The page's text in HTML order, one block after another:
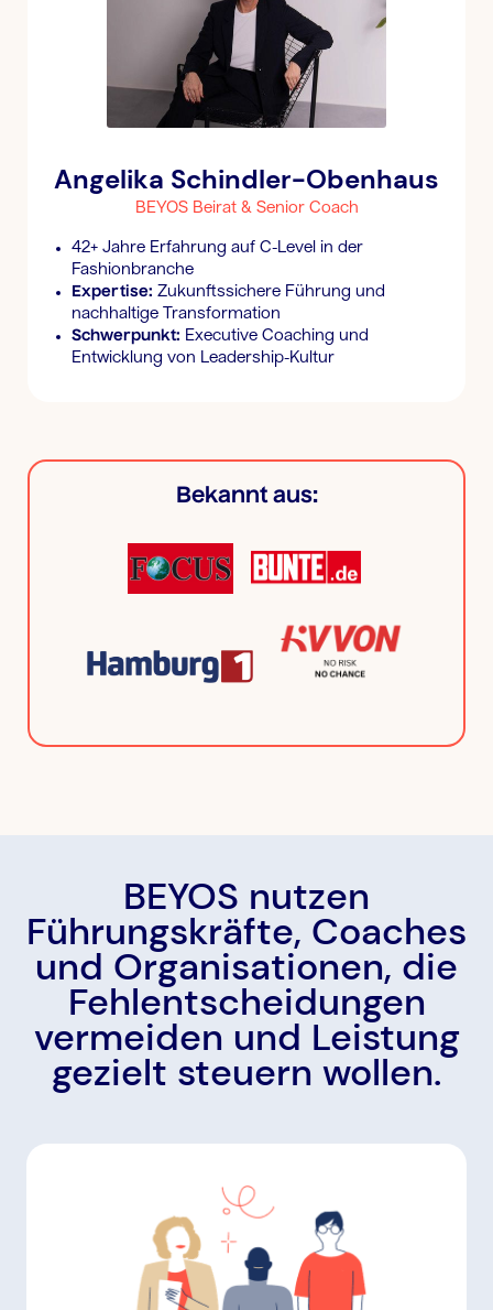
Angelika Schindler-Obenhaus
BEYOS Beirat & Senior Coach
42+ Jahre Erfahrung auf C-Level in der
Fashionbranche
Expertise: Zukunftssichere Führung und
nachhaltige Transformation
Schwerpunkt: Executive Coaching und
Entwicklung von Leadership-Kultur
Bekannt aus:
BEYOS nutzen
Führungskräfte, Coaches
und Organisationen, die
Fehlentscheidungen
vermeiden und Leistung
gezielt steuern wollen.